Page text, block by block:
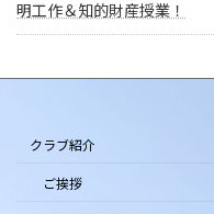
明工作＆知的財産授業！
クラブ紹介
ご挨拶